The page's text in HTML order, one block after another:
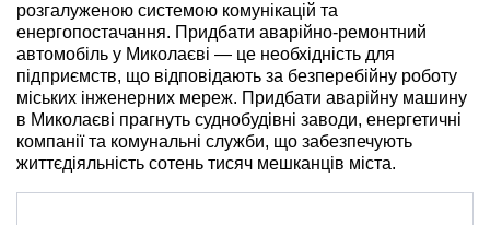
розгалуженою системою комунікацій та
енергопостачання. Придбати аварійно-ремонтний
автомобіль у Миколаєві — це необхідність для
підприємств, що відповідають за безперебійну роботу
міських інженерних мереж. Придбати аварійну машину
в Миколаєві прагнуть суднобудівні заводи, енергетичні
компанії та комунальні служби, що забезпечують
життєдіяльність сотень тисяч мешканців міста.